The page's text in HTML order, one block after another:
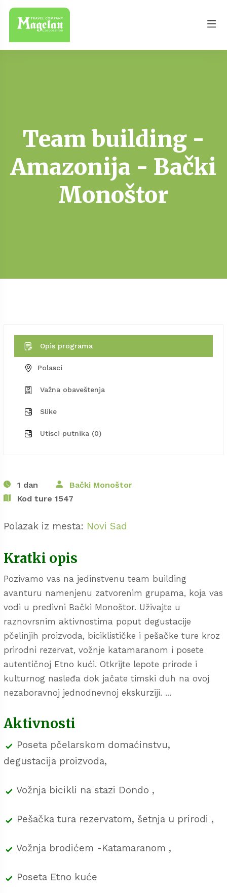
Team building -
Amazonija - Bački
Monoštor
Opis programa
Polasci
Važna obaveštenja
Slike
Utisci putnika (0)
1 dan
Bački Monoštor
Kod ture 1547
Polazak iz mesta: Novi Sad
Kratki opis
Pozivamo vas na jedinstvenu team building
avanturu namenjenu zatvorenim grupama, koja vas
vodi u predivni Bački Monoštor. Uživajte u
raznovrsnim aktivnostima poput degustacije
pčelinjih proizvoda, biciklističke i pešačke ture kroz
prirodni rezervat, vožnje katamaranom i posete
autentičnoj Etno kući. Otkrijte lepote prirode i
kulturnog nasleđa dok jačate timski duh na ovoj
nezaboravnoj jednodnevnoj ekskurziji. ...
Aktivnosti
Poseta pčelarskom domaćinstvu,
degustacija proizvoda,
Vožnja bicikli na stazi Dondo ,
Pešačka tura rezervatom, šetnja u prirodi ,
Vožnja brodićem -Katamaranom ,
Poseta Etno kuće